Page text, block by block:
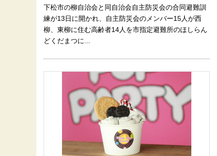
下松市の柳自治会と同自治会自主防災会の合同避難訓
練が13日に開かれ、自主防災会のメンバー15人が西
柳、東柳に住む高齢者14人を市指定避難所のほしらん
どくだまつに...